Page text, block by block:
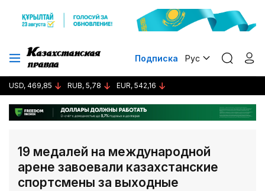
Подписка Рус
USD, 469,85 RUB, 5,78 EUR, 542,16
19 медалей на международной
арене завоевали казахстанские
спортсмены за выходные